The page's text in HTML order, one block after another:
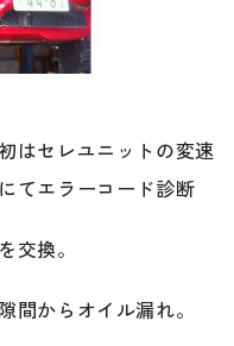
ちら
はセレユニットの変速
てエラーコード診断
交換。
間からオイル漏れ。